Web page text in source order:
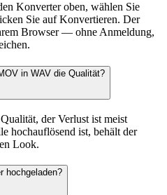
Konverter oben, wählen Sie
Sie auf Konvertieren. Der
Browser — ohne Anmeldung,
in WAV die Qualität?
der Verlust ist meist
hochauflösend ist, behält der
Look.
hochgeladen?